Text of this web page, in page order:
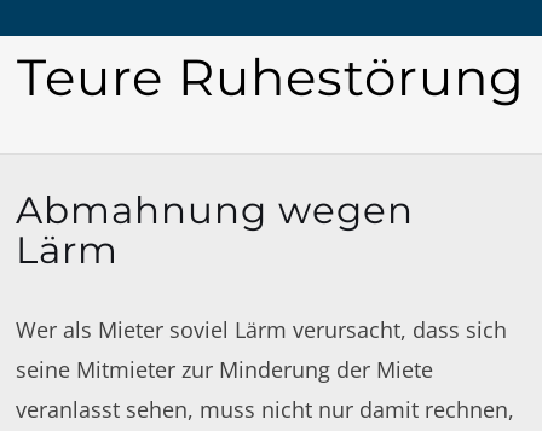
Teure Ruhestörung
Abmahnung wegen
Lärm
Wer als Mieter soviel Lärm verursacht, dass sich
seine Mitmieter zur Minderung der Miete
veranlasst sehen, muss nicht nur damit rechnen,